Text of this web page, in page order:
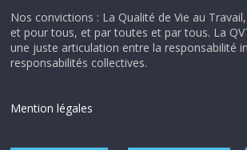
Nos convictions : La Qualité de Vie au
et pour tous, et par toutes et par tous. La
une juste articulation entre la responsabilité
responsabilités collectives.
Mention légales